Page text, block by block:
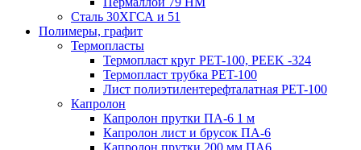
Сталь 30ХГСА и 51
Полимеры, графит
Термопласты
Термопласт круг PET-100, PEEK -324
Термопласт трубка PET-100
Лист полиэтилентерефталатная PET-100
Капролон
Капролон прутки ПА-6 1 м
Капролон лист и брусок ПА-6
Капролон прутки 200 мм ПА6